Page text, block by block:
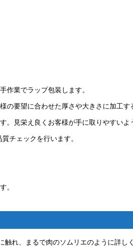
作業でラップ包装します。
要望に合わせた厚さや大きさに加工す
見栄え良くお客様が手に取りやすいよ
チェックを行います。
。
れ、まるで肉のソムリエのように詳し